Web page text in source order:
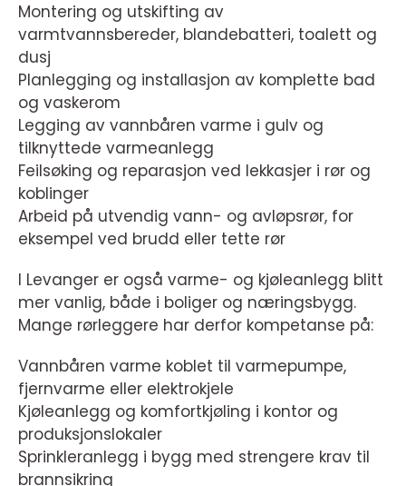
Montering og utskifting av
varmtvannsbereder, blandebatteri, toalett og
dusj
Planlegging og installasjon av komplette bad
og vaskerom
Legging av vannbåren varme i gulv og
tilknyttede varmeanlegg
Feilsøking og reparasjon ved lekkasjer i rør og
koblinger
Arbeid på utvendig vann- og avløpsrør, for
eksempel ved brudd eller tette rør
I Levanger er også varme- og kjøleanlegg blitt
mer vanlig, både i boliger og næringsbygg.
Mange rørleggere har derfor kompetanse på:
Vannbåren varme koblet til varmepumpe,
fjernvarme eller elektrokjele
Kjøleanlegg og komfortkjøling i kontor og
produksjonslokaler
Sprinkleranlegg i bygg med strengere krav til
brannsikring